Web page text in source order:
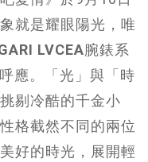
就是耀眼陽光，唯
LVCEA腕錶系
應。「光」與「時
剔冷酷的千金小
格截然不同的兩位
好的時光，展開輕